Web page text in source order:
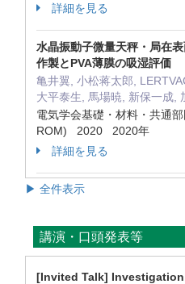
詳細を見る
水晶振動子微量天秤・局在
作製とPVA薄膜の吸湿評価
亀井翼, 小松蒋太郎,
大平泰生, 馬場暁, 新保一成,
電気学会基礎・材料・共通
ROM) 2020 2020年
詳細を見る
▶ 全件表示
講演・口頭発表等
[Invited Talk]